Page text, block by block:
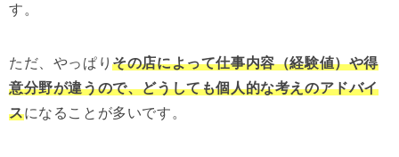
す。
ただ、やっぱりその店によって仕事内容（経験値）や得
意分野が違うので、どうしても個人的な考えのアドバイ
スになることが多いです。